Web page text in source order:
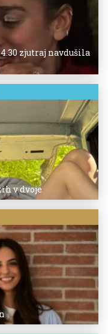
zjutraj navdušila
v dvoje